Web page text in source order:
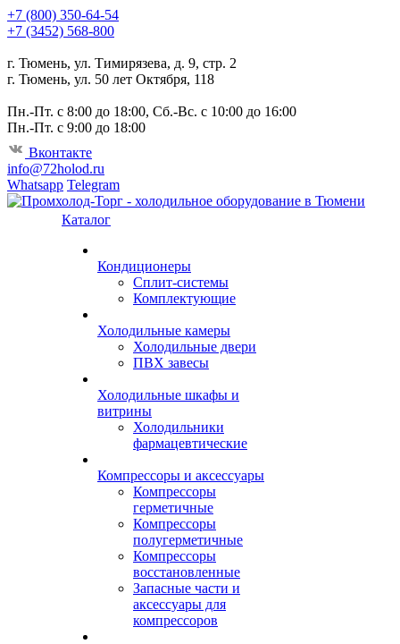
+7 (800) 350-64-54
+7 (3452) 568-800
г. Тюмень, ул. Тимирязева, д. 9, стр. 2
г. Тюмень, ул. 50 лет Октября, 118
Пн.-Пт. с 8:00 до 18:00, Сб.-Вс. с 10:00 до 16:00
Пн.-Пт. с 9:00 до 18:00
Вконтакте
info@72holod.ru
Whatsapp Telegram
Каталог
Кондиционеры
Сплит-системы
Комплектующие
Холодильные камеры
Холодильные двери
ПВХ завесы
Холодильные шкафы и
витрины
Холодильники
фармацевтические
Компрессоры и аксессуары
Компрессоры
герметичные
Компрессоры
полугерметичные
Компрессоры
восстановленные
Запасные части и
аксессуары для
компрессоров